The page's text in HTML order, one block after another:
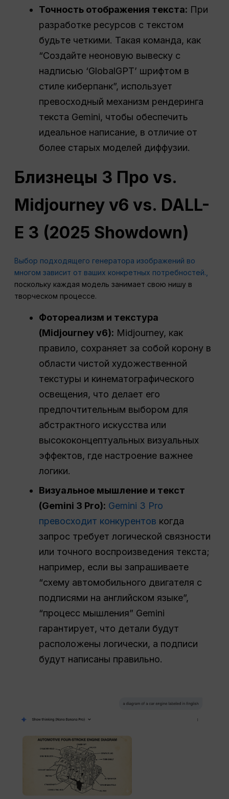
Точность отображения текста: При
разработке ресурсов с текстом
будьте четкими. Такая команда, как
“Создайте неоновую вывеску с
надписью ‘GlobalGPT’ шрифтом в
стиле киберпанк”, использует
превосходный механизм рендеринга
текста Gemini, чтобы обеспечить
идеальное написание, в отличие от
более старых моделей диффузии.
Близнецы 3 Про vs.
Midjourney v6 vs. DALL-
E 3 (2025 Showdown)
Выбор подходящего генератора изображений во
многом зависит от ваших конкретных потребностей.,
поскольку каждая модель занимает свою нишу в
творческом процессе.
Фотореализм и текстура
(Midjourney v6): Midjourney, как
правило, сохраняет за собой корону в
области чистой художественной
текстуры и кинематографического
освещения, что делает его
предпочтительным выбором для
абстрактного искусства или
высококонцептуальных визуальных
эффектов, где настроение важнее
логики.
Визуальное мышление и текст
(Gemini 3 Pro): Gemini 3 Pro
превосходит конкурентов когда
запрос требует логической связности
или точного воспроизведения текста;
например, если вы запрашиваете
“схему автомобильного двигателя с
подписями на английском языке”,
“процесс мышления” Gemini
гарантирует, что детали будут
расположены логически, а подписи
будут написаны правильно.